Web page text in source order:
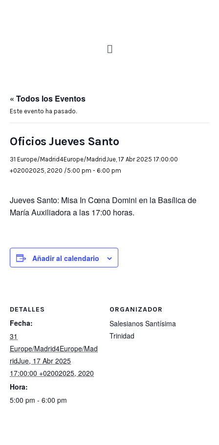
« Todos los Eventos
Este evento ha pasado.
Oficios Jueves Santo
31 Europe/Madrid4Europe/MadridJue, 17 Abr 2025 17:00:00
+02002025, 2020 /5:00 pm - 6:00 pm
Jueves Santo: Misa In Cœna Domini en la Basílica de
María Auxiliadora a las 17:00 horas.
Añadir al calendario
DETALLES
Fecha:
31
Europe/Madrid4Europe/Mad
ridJue, 17 Abr 2025
17:00:00 +02002025, 2020
Hora:
5:00 pm - 6:00 pm
ORGANIZADOR
Salesianos Santísima
Trinidad